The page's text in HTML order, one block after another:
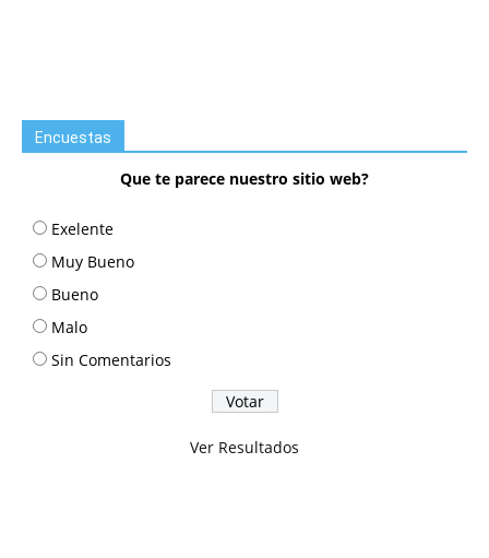
Encuestas
Que te parece nuestro sitio web?
Exelente
Muy Bueno
Bueno
Malo
Sin Comentarios
Ver Resultados